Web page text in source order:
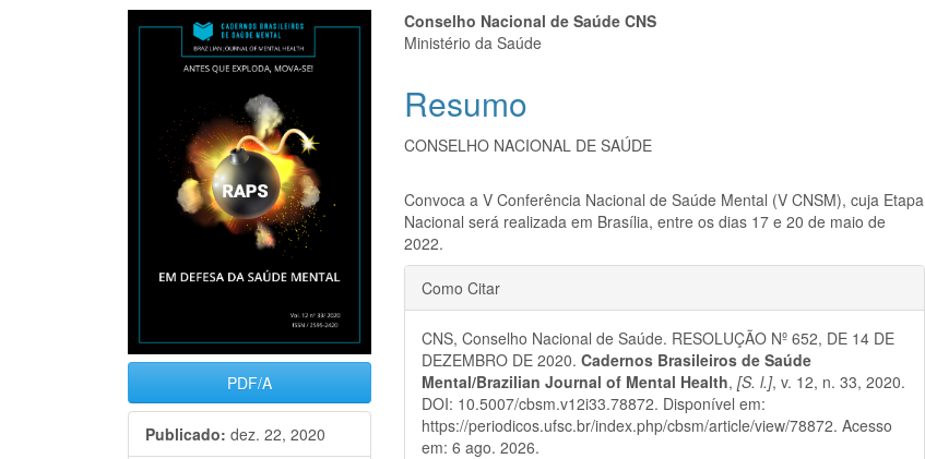
Barra
lateral
artigos
PDF/A
Publicado: dez. 22, 2020
Conteúdo
artigo
principal
Conselho Nacional de Saúde CNS
Ministério da Saúde
Resumo
CONSELHO NACIONAL DE SAÚDE
Convoca a V Conferência Nacional de Saúde Mental (V CNSM), cuja Etapa
Nacional será realizada em Brasília, entre os dias 17 e 20 de maio de
2022.
Detalhes
do
artigo
Como Citar
CNS, Conselho Nacional de Saúde. RESOLUÇÃO Nº 652, DE 14 DE
DEZEMBRO DE 2020.Cadernos Brasileiros de Saúde
Mental/Brazilian Journal of Mental Health,[S. l.], v. 12, n. 33, 2020.
DOI: 10.5007/cbsm.v12i33.78872. Disponível em:
https://periodicos.ufsc.br/index.php/cbsm/article/view/78872. Acesso
em: 6 ago. 2026.